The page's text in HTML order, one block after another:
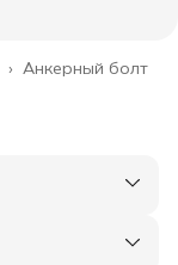
Анкерный болт
›